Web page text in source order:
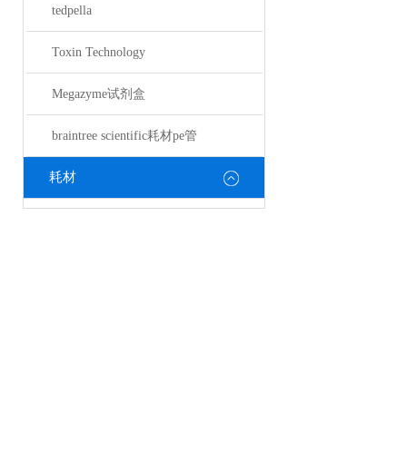
tedpella
Toxin Technology
Megazyme试剂盒
braintree scientific耗材pe管
耗材